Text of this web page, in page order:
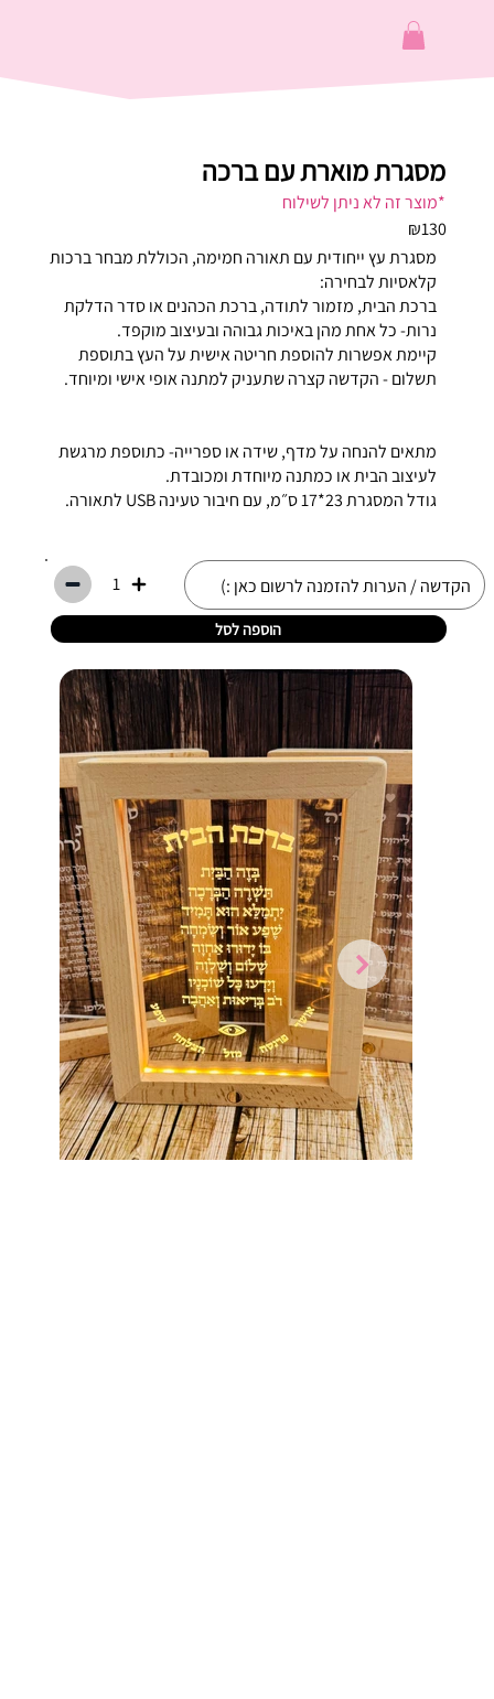
מסגרת מוארת עם ברכה
*מוצר זה לא ניתן לשילוח
₪130
מסגרת עץ ייחודית עם תאורה חמימה, הכוללת מבחר ברכות
קלאסיות לבחירה:
ברכת הבית, מזמור לתודה, ברכת הכהנים או סדר הדלקת
נרות- כל אחת מהן באיכות גבוהה ובעיצוב מוקפד.
קיימת אפשרות להוספת חריטה אישית על העץ בתוספת
תשלום - הקדשה קצרה שתעניק למתנה אופי אישי ומיוחד.
מתאים להנחה על מדף, שידה או ספרייה- כתוספת מרגשת
לעיצוב הבית או כמתנה מיוחדת ומכובדת.
גודל המסגרת 23*17 ס״מ, עם חיבור טעינה USB לתאורה.
1
הוספה לסל